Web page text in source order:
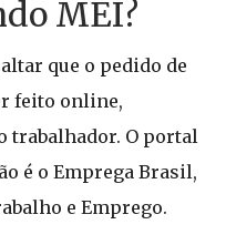
MEI?
que o pedido de
feito online,
trabalhador. O portal
é o Emprega Brasil,
e Emprego.